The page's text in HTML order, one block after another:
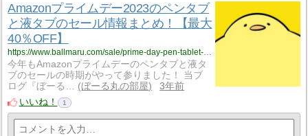
Amazonプライムデー2023のペンタブ
と液タブのセール情報まとめ！【最大
40％OFF】
https://www.ballmaru.com/sale/prime-day-pen-tablet-2023
今年もAmazonプライムデーのペンタブと液タ
ブのセールの時期がやって参りました！ 当ブ
ログ『ぼーる…
ぼーる丸の部屋
3年前
いいね！
1